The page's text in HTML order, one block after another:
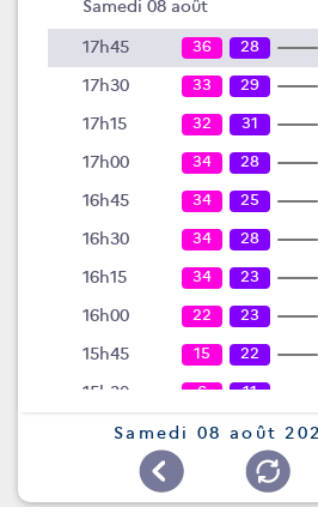
Samedi 08 août
17h45 36 28
17h30 33 29
17h15 32 31
17h00 34 28
16h45 34 25
16h30 34 28
16h15 34 23
16h00 22 23
15h45 15 22
15h30 6 11
15h15 6 9
12
Samedi 08 août